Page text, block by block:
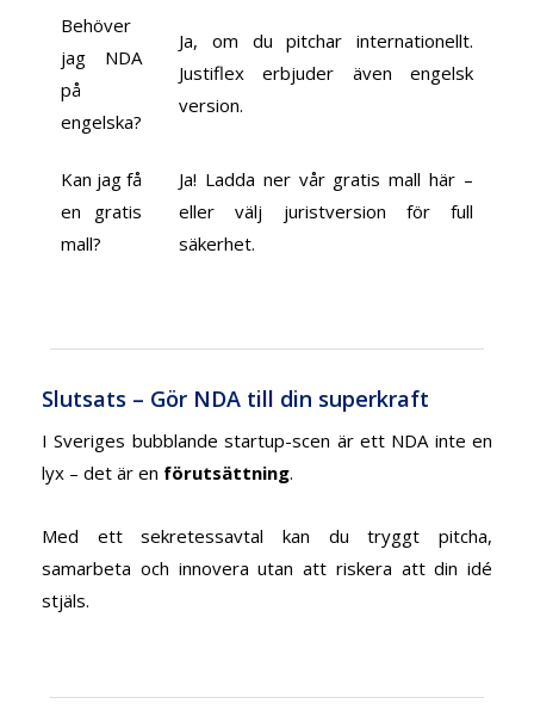
Behöver
jag NDA
på
engelska?
Ja, om du pitchar internationellt.
Justiflex erbjuder även engelsk
version.
Kan jag få
en gratis
mall?
Ja! Ladda ner vår gratis mall här –
eller välj juristversion för full
säkerhet.
Slutsats – Gör NDA till din superkraft
I Sveriges bubblande startup-scen är ett NDA inte en
lyx – det är en förutsättning.
Med ett sekretessavtal kan du tryggt pitcha,
samarbeta och innovera utan att riskera att din idé
stjäls.